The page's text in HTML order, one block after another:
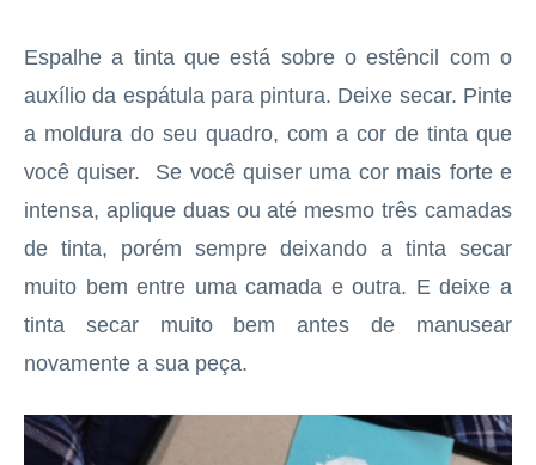
Espalhe a tinta que está sobre o estêncil com o
auxílio da espátula para pintura. Deixe secar. Pinte
a moldura do seu quadro, com a cor de tinta que
você quiser. Se você quiser uma cor mais forte e
intensa, aplique duas ou até mesmo três camadas
de tinta, porém sempre deixando a tinta secar
muito bem entre uma camada e outra. E deixe a
tinta secar muito bem antes de manusear
novamente a sua peça.